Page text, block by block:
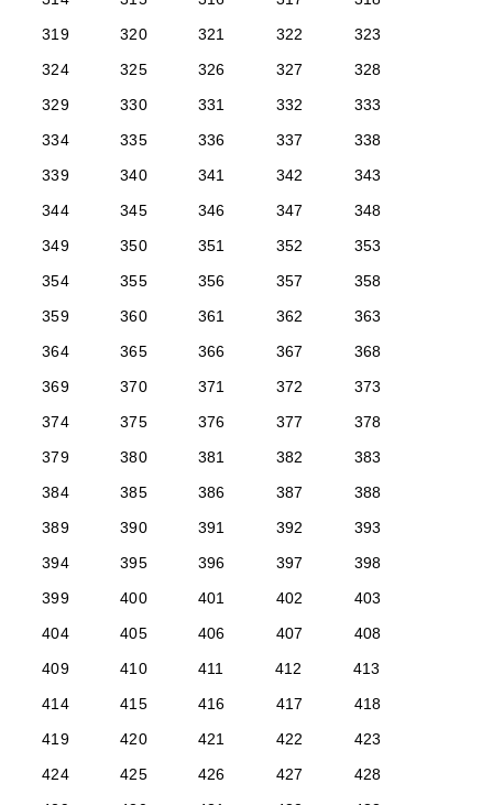
319
320 321 322
323
324
325 326 327
328
329
330 331 332
333
334
335 336 337
338
339
340 341 342
343
344
345 346 347
348
349
350 351 352
353
354
355 356 357
358
359
360 361 362
363
364
365 366 367
368
369
370 371 372
373
374
375 376 377
378
379
380 381 382
383
384
385 386 387
388
389
390 391 392
393
394
395 396 397
398
399
400 401 402
403
404
405 406 407
408
409
410 411 412
413
414
415 416 417
418
419
420 421 422
423
424
425 426 427
428